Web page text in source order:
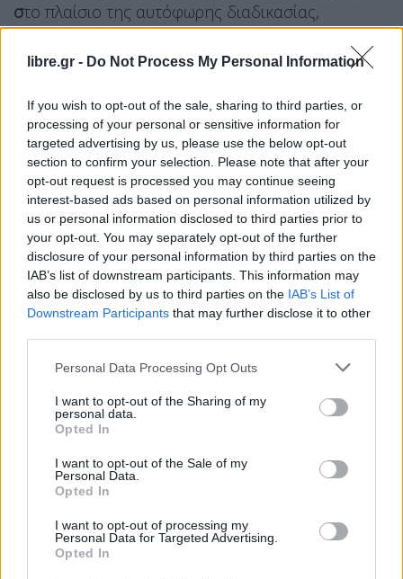
libre.gr - Do Not Process My Personal Information
If you wish to opt-out of the sale, sharing to third parties, or
processing of your personal or sensitive information for
targeted advertising by us, please use the below opt-out
section to confirm your selection. Please note that after your
opt-out request is processed you may continue seeing
interest-based ads based on personal information utilized by
us or personal information disclosed to third parties prior to
your opt-out. You may separately opt-out of the further
disclosure of your personal information by third parties on the
IAB’s list of downstream participants. This information may
also be disclosed by us to third parties on the IAB’s List of
Downstream Participants that may further disclose it to other
Personal Data Processing Opt Outs
I want to opt-out of the Sharing of my
personal data.
Opted In
I want to opt-out of the Sale of my
Personal Data.
Opted In
I want to opt-out of processing my
Personal Data for Targeted Advertising.
Opted In
στο πλαίσιο της αυτόφωρης διαδικασίας,
ελεύθεροςμέχρι τη διερεύνηση της υπόθεσης. Να
οποίο υποβλήθη.
Το τροχαίο σημειώθηκελίγο πριν τις 12 το βράδυ
της Κυριακής (7/6) στην περιοχή της Περαίας, στη
Θεσσαλονίκη, ότανΙΧ αυτοκίνητο με οδηγό τον
38χρονοπαρέσυρε τη 15χρονη στο 21ο χλμ.
Θεσσαλονίκης – Μηχανιώνας, όταν ηανήλικη
επιχείρησε να περάσει κάθετα το οδόστρωμα.
Facebook Share on X Bluesky
Email Copy Link
Tags: Ανήλικη ΙΠΠΟΚΡΑΤΕΙΟ
Παράσυρση